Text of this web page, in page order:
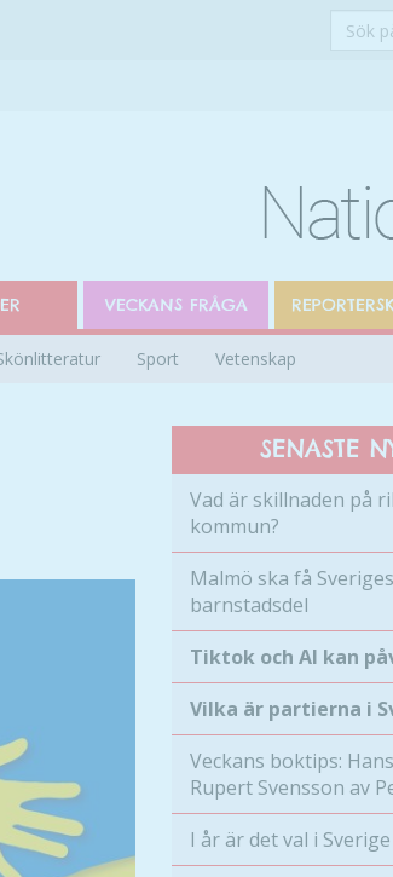
Sök
VECKANS FRÅGA
Sport Vetenskap
SENASTE
Vad är skillnaden på
kommun?
Malmö ska få
barnstadsdel
Tiktok och AI kan
Vilka är partierna i
Veckans boktips:
Rupert Svensson av
I år är det val i Sverige